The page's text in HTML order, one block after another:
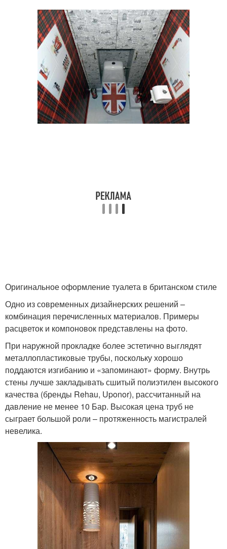
Оригинальное оформление туалета в британском стиле
Одно из современных дизайнерских решений –
комбинация перечисленных материалов. Примеры
расцветок и компоновок представлены на фото.
При наружной прокладке более эстетично выглядят
металлопластиковые трубы, поскольку хорошо
поддаются изгибанию и «запоминают» форму. Внутрь
стены лучше закладывать сшитый полиэтилен высокого
качества (бренды Rehau, Uponor), рассчитанный на
давление не менее 10 Бар. Высокая цена труб не
сыграет большой роли – протяженность магистралей
невелика.